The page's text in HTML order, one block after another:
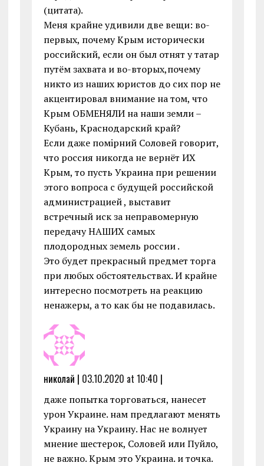
(цитата).
Меня крайне удивили две вещи: во-
первых, почему Крым исторически
российский, если он был отнят у татар
путём захвата и во-вторых,почему
никто из наших юристов до сих пор не
акцентировал внимание на том, что
Крым ОБМЕНЯЛИ на наши земли –
Кубань, Краснодарский край?
Если даже помiрний Соловей говорит,
что россия никогда не вернёт ИХ
Крым, то пусть Украина при решении
этого вопроса с будущей российской
администрацией , выставит
встречный иск за неправомерную
передачу НАШИХ самых
плодородных земель россии .
Это будет прекрасный предмет торга
при любых обстоятельствах. И крайне
интересно посмотреть на реакцию
ненажеры, а то как бы не подавилась.
николай | 03.10.2020 at 10:40 |
даже попытка торговаться, нанесет
урон Украине. нам предлагают менять
Украину на Украину. Нас не волнует
мнение шестерок, Соловей или Пуйло,
не важно. Крым это Украина. и точка.